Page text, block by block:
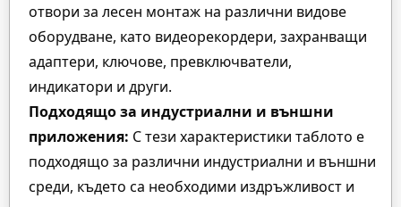
отвори за лесен монтаж на различни видове
оборудване, като видеорекордери, захранващи
адаптери, ключове, превключватели,
индикатори и други.
Подходящо за индустриални и външни
приложения: С тези характеристики таблото е
подходящо за различни индустриални и външни
среди, където са необходими издръжливост и